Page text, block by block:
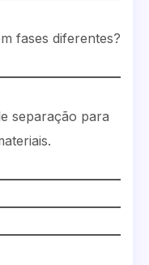
fases diferentes?
separação para